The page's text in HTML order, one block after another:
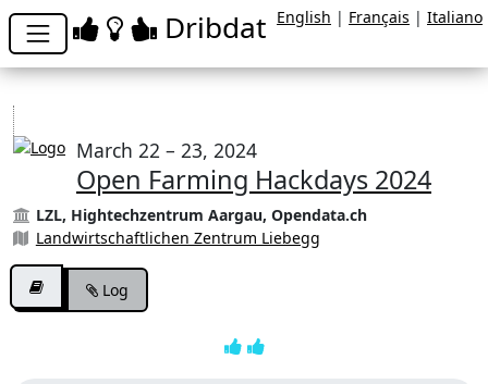
Dribdat
March 22 – 23, 2024
Open Farming Hackdays 2024
LZL, Hightechzentrum Aargau, Opendata.ch
Landwirtschaftlichen Zentrum Liebegg
Log
English | Français | Italiano